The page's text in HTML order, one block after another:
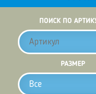
ПОИСК ПО
РАЗМЕР
Все